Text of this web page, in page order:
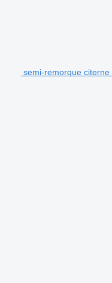
semi-remorque citerne